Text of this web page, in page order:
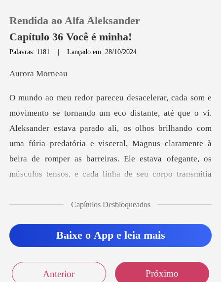
Loja
Histórico
Sair
Rendida ao Alfa Aleksander
Capítulo 36 Você é minha!
Palavras: 1181 |Lançado em: 28/10/2024
ra M
ander estava parado ali, os olhos brilhando com
uma fúria predatória e visceral, Magnus claramente à
beira de r
Capítulos Desbloqueados
Baixe o App e leia mais
Anterior Próximo